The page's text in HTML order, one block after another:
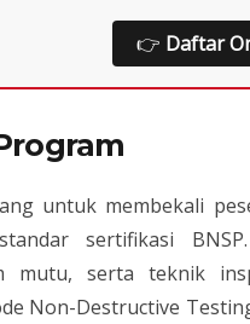
👉 Daftar
untuk membekali
sertifikasi
mutu, serta teknik
Non-Destructive